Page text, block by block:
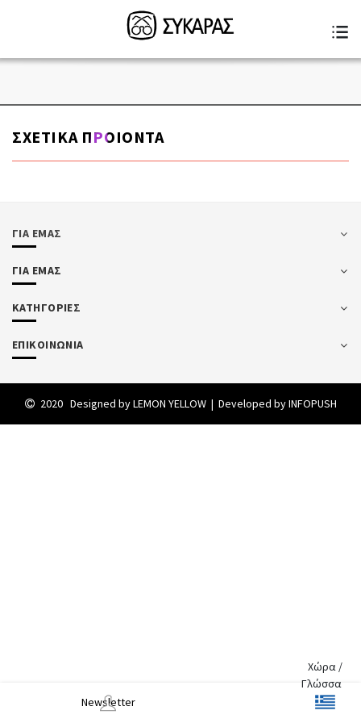
Newsletter
Χώρα /
Γλώσσα
ΣΧΕΤΙΚΑ ΠΡΟΙΟΝΤΑ
ΓΙΑ ΕΜΑΣ
ΓΙΑ ΕΜΑΣ
ΚΑΤΗΓΟΡΙΕΣ
ΕΠΙΚΟΙΝΩΝΙΑ
2020 Designed byLEMON YELLOW| Developed byINFOPUSH